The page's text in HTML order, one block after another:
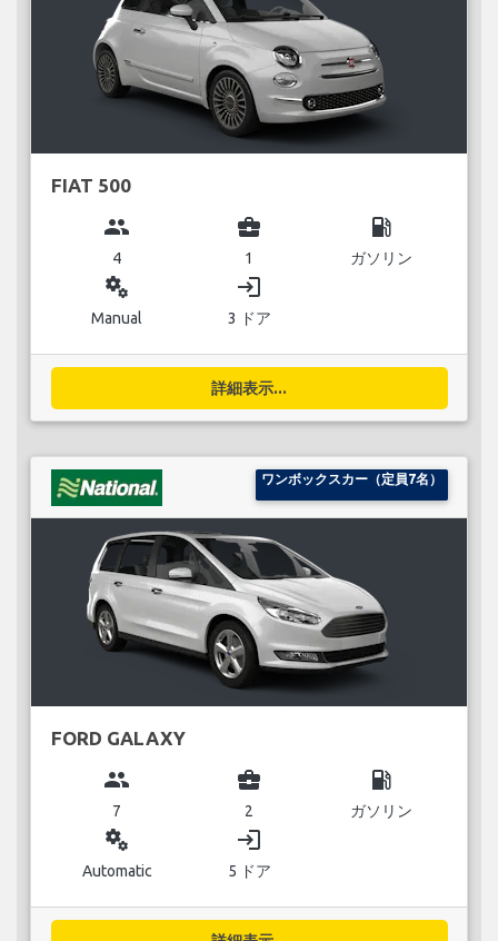
FIAT 500
group
4
business_center
1
local_gas_station
ガソリン
miscellaneous_services
Manual
login
3 ドア
詳細表示...
ワンボックスカー（定員7名）
FORD GALAXY
group
7
business_center
2
local_gas_station
ガソリン
miscellaneous_services
Automatic
login
5 ドア